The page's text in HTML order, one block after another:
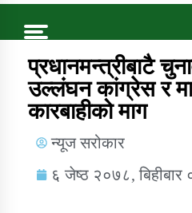
Trending Now
कुषि बिकास
प्रधानमन्त्रीबाटै
उल्लंघन कांग्रेस र
कारबाहीको माग
न्यूज सरोकार
६ जेष्ठ २०७८, बिहीबार